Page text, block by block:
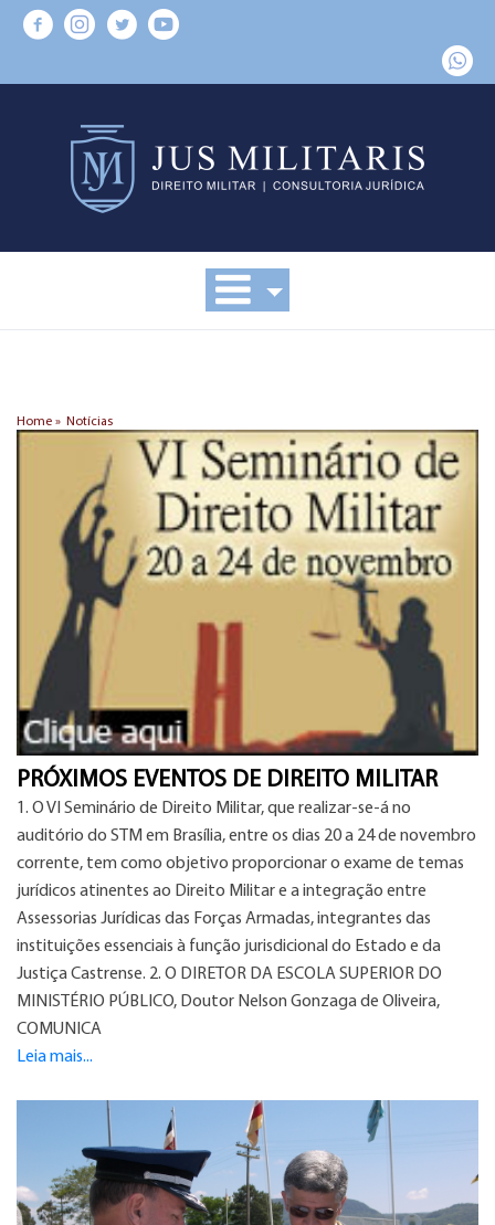
Home » Notícias
PRÓXIMOS EVENTOS DE DIREITO MILITAR
1. O VI Seminário de Direito Militar, que realizar-se-á no
auditório do STM em Brasília, entre os dias 20 a 24 de novembro
corrente, tem como objetivo proporcionar o exame de temas
jurídicos atinentes ao Direito Militar e a integração entre
Assessorias Jurídicas das Forças Armadas, integrantes das
instituições essenciais à função jurisdicional do Estado e da
Justiça Castrense. 2. O DIRETOR DA ESCOLA SUPERIOR DO
MINISTÉRIO PÚBLICO, Doutor Nelson Gonzaga de Oliveira,
COMUNICA
Leia mais...